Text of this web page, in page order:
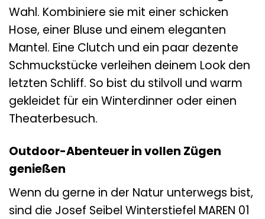
Wahl. Kombiniere sie mit einer schicken
Hose, einer Bluse und einem eleganten
Mantel. Eine Clutch und ein paar dezente
Schmuckstücke verleihen deinem Look den
letzten Schliff. So bist du stilvoll und warm
gekleidet für ein Winterdinner oder einen
Theaterbesuch.
Outdoor-Abenteuer in vollen Zügen
genießen
Wenn du gerne in der Natur unterwegs bist,
sind die Josef Seibel Winterstiefel MAREN 01